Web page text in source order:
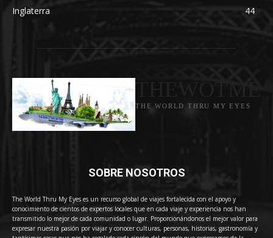
Inglaterra
44
THE WORLD THRU MY EYES
SOBRE NOSOTROS
The World Thru My Eyes es un recurso global de viajes fortalecida con el apoyo y
conocimiento de cientos de expertos locales que en cada viaje y experiencia nos han
transmitido lo mejor de cada comunidad o lugar. Proporcionándonos el mejor valor para
expresar nuestra pasión por viajar y conocer culturas, personas, historias, gastronomía y